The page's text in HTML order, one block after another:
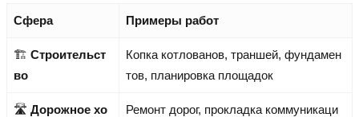
Сфера Примеры работ
🏗️ Строительст
во
Копка котлованов, траншей, фундамен
тов, планировка площадок
🛣️ Дорожное хо
Ремонт дорог, прокладка коммуникаци